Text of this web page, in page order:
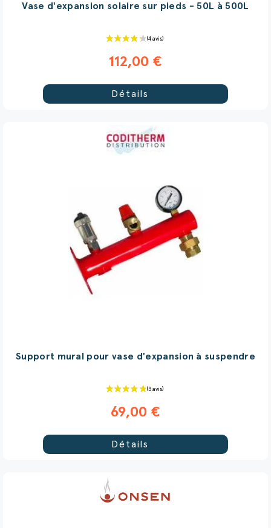
Vase d'expansion solaire sur pieds - 50L à 500L
112,00 €
Détails
Support mural pour vase d'expansion à suspendre
69,00 €
Détails